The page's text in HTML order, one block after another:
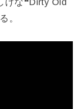
げな❝Dirty Old
。